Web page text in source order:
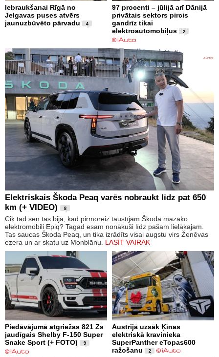
Iebraukšanai Rīgā no
Jelgavas puses atvērs
jaunuzbūvēto pārvadu
4
97 procenti – jūlijā arī Dānijā
privātais sektors pircis
gandrīz tikai
elektroautomobiļus
2
Elektriskais Škoda Peaq varēs nobraukt līdz pat 650
km (+ VIDEO)
8
Cik tad sen tas bija, kad pirmoreiz taustījām Škoda mazāko
elektromobili Epiq? Tagad esam nonākuši līdz pašam lielākajam.
Tas saucas Škoda Peaq, un tika izrādīts visai augstu virs Ženēvas
ezera un ar skatu uz Monblānu. LASĪT VAIRĀK
Piedāvājumā atgriežas 821 Zs
jaudīgais Shelby F-150 Super
Snake Sport (+ FOTO)
9
Austrijā uzsāk Ķīnas
elektriskā kravinieka
SuperPanther eTopas600
ražošanu
2